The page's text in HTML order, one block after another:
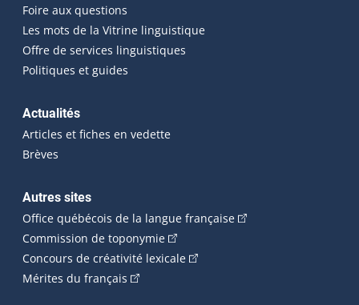
Foire aux questions
Les mots de la Vitrine linguistique
Offre de services linguistiques
Politiques et guides
Actualités
Articles et fiches en vedette
Brèves
Autres sites
Office québécois de la langue française(Cet hyperlien
Commission de toponymie(Cet hyperlien externe s'ouvrira
Concours de créativité lexicale(Cet hyperlien externe
Mérites du français (Cet hyperlien externe s'ouvrira dans une